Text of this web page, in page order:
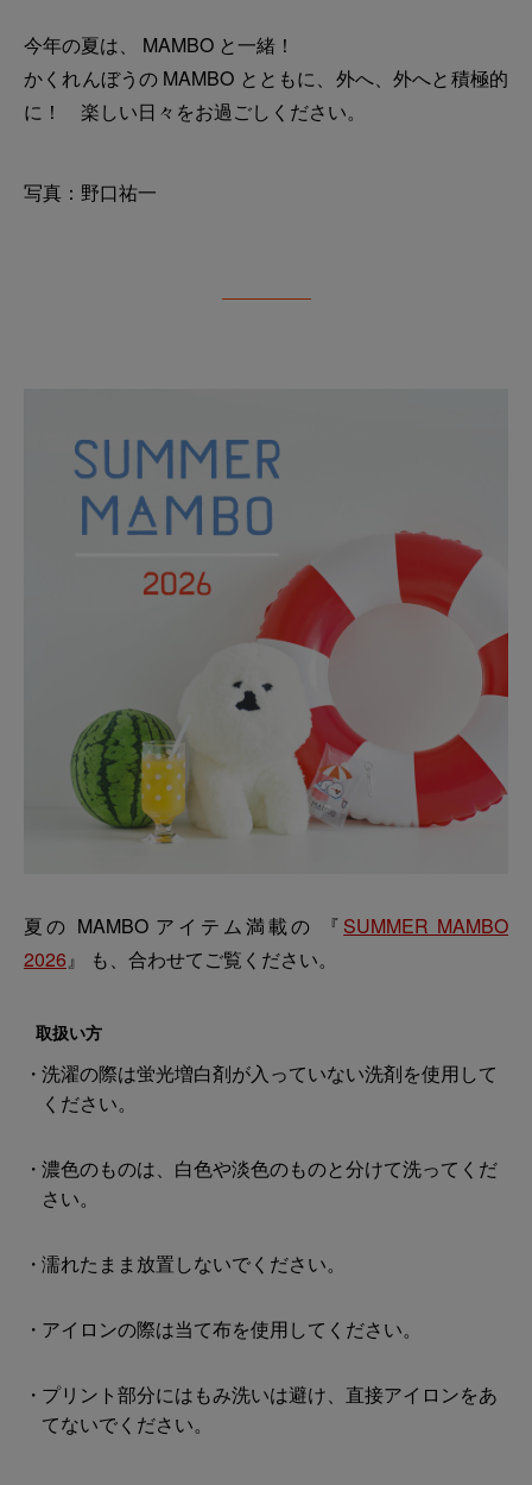
今年の夏は、 MAMBO と一緒！
かくれんぼうの MAMBO とともに、外へ、外へと積極的
に！ 楽しい日々をお過ごしください。
写真：野口祐一
夏の MAMBO アイテム満載の 『 SUMMER MAMBO
2026』 も、合わせてご覧ください。
取扱い方
洗濯の際は蛍光増白剤が入っていない洗剤を使用して
ください。
濃色のものは、白色や淡色のものと分けて洗ってくだ
さい。
濡れたまま放置しないでください。
アイロンの際は当て布を使用してください。
プリント部分にはもみ洗いは避け、直接アイロンをあ
てないでください。